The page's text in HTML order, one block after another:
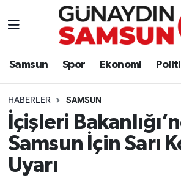
Samsun Spor Ekonomi
HABERLER SAMSUN
İçişleri
Samsun İçin Sarı
Uyarı
Samsun
Politika
Turizm
Nöbetçi Eczaneler
Süper Lig Puan Durumu ve
Tüm Manşetler